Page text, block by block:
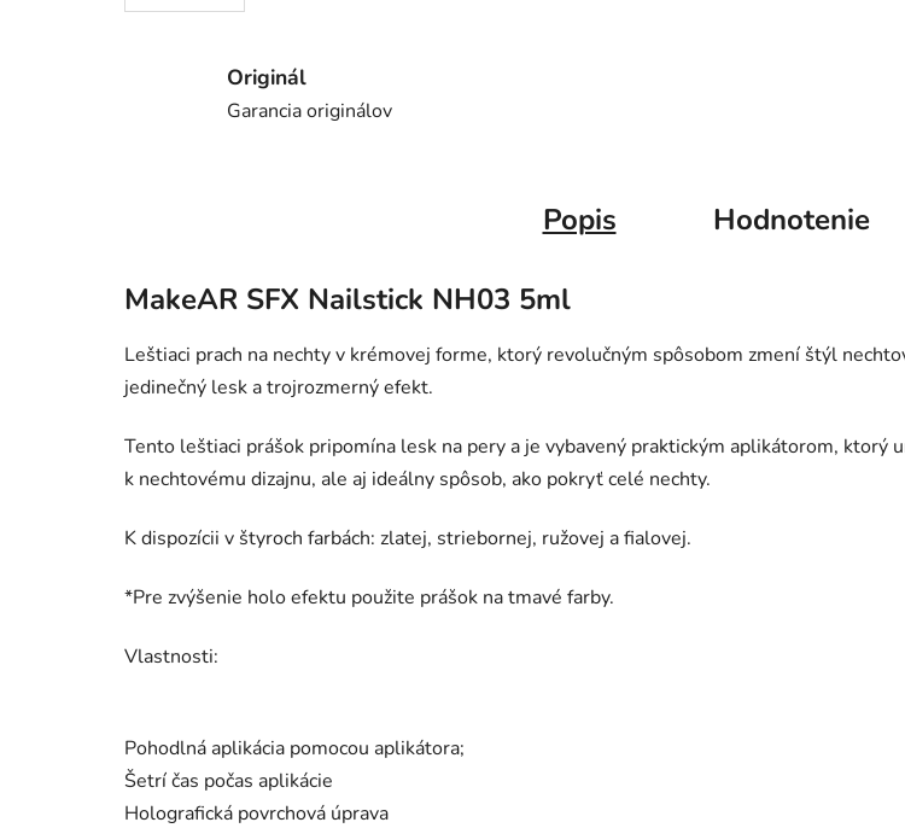
Originál
Garancia originálov
Popis Hodnotenie
MakeAR SFX Nailstick NH03 5ml
Leštiaci prach na nechty v krémovej forme, ktorý revolučným spôsobom zmení štýl
jedinečný lesk a trojrozmerný efekt.
Tento leštiaci prášok pripomína lesk na pery a je vybavený praktickým aplikátorom, ktorý
k nechtovému dizajnu, ale aj ideálny spôsob, ako pokryť celé nechty.
K dispozícii v štyroch farbách: zlatej, striebornej, ružovej a fialovej.
*Pre zvýšenie holo efektu použite prášok na tmavé farby.
Vlastnosti:
Pohodlná aplikácia pomocou aplikátora;
Šetrí čas počas aplikácie
Holografická povrchová úprava